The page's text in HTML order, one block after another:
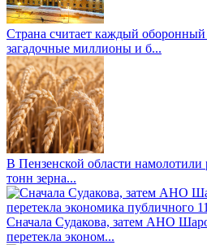
Страна считает каждый
загадочные миллионы и б...
В Пензенской области намолотили
тонн зерна...
Сначала Судакова, затем АНО
перетекла эконом...